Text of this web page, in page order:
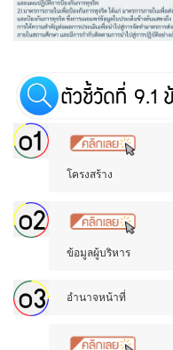
โครงสร้าง
ข้อมูลผู้บริหาร
อำนาจหน้าที่